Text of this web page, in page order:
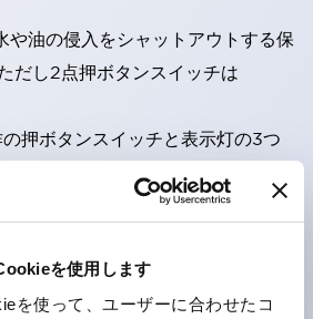
を使用します
を使って、ユーザーに合わせたコ
や油の侵入をシャットアウトする保
だし2点押ボタンスイッチは
押ボタンスイッチと表示灯の3つ
チで可能にした2点押ボタンスイッ
すLED球（LSRD球）。これまで色
球を、1色のLED球で各色を表